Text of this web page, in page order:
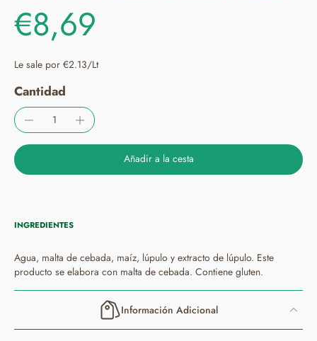
€8,69
Le sale por €2.13/Lt
Cantidad
Añadir a la cesta
INGREDIENTES
Agua, malta de cebada, maíz, lúpulo y extracto de lúpulo. Este
producto se elabora con malta de cebada. Contiene gluten.
Información Adicional